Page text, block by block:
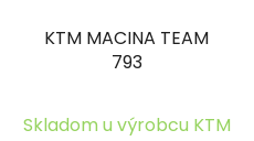
KTM MACINA TEAM
793
Skladom u výrobcu KTM